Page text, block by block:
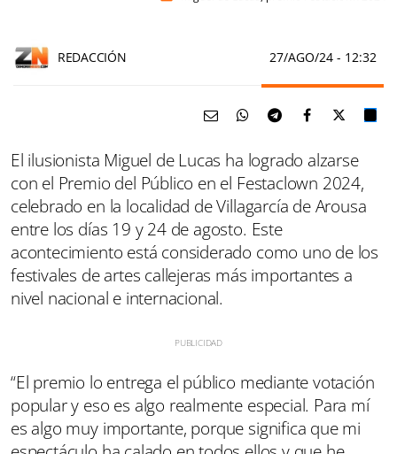
REDACCIÓN 27/AGO/24 - 12:32
El ilusionista Miguel de Lucas ha logrado alzarse
con el Premio del Público en el Festaclown 2024,
celebrado en la localidad de Villagarcía de Arousa
entre los días 19 y 24 de agosto. Este
acontecimiento está considerado como uno de los
festivales de artes callejeras más importantes a
nivel nacional e internacional.
“El premio lo entrega el público mediante votación
popular y eso es algo realmente especial. Para mí
es algo muy importante, porque significa que mi